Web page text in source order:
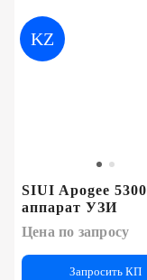
KZ
SIUI Apogee 5300
аппарат УЗИ
Цена по запросу
Запросить КП